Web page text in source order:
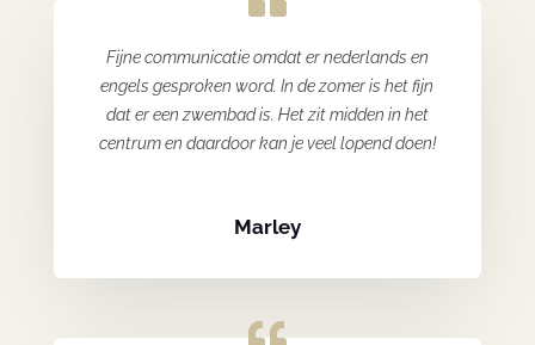
Fijne communicatie omdat er nederlands en
engels gesproken word. In de zomer is het fijn
dat er een zwembad is. Het zit midden in het
centrum en daardoor kan je veel lopend doen!
Marley